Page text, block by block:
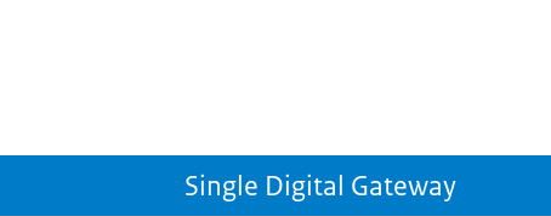
Single Digital Gateway